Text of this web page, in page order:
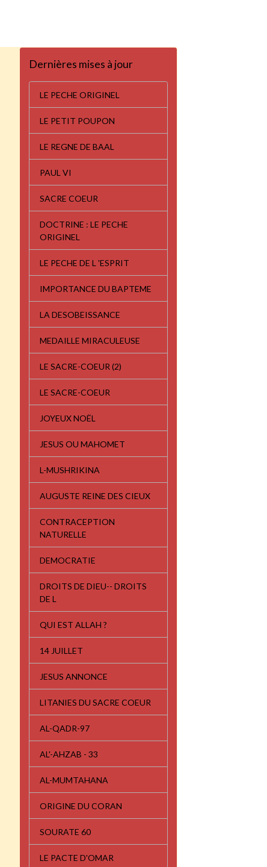
Dernières mises à jour
LE PECHE ORIGINEL
LE PETIT POUPON
LE REGNE DE BAAL
PAUL VI
SACRE COEUR
DOCTRINE : LE PECHE
ORIGINEL
LE PECHE DE L 'ESPRIT
IMPORTANCE DU BAPTEME
LA DESOBEISSANCE
MEDAILLE MIRACULEUSE
LE SACRE-COEUR (2)
LE SACRE-COEUR
JOYEUX NOËL
JESUS OU MAHOMET
L-MUSHRIKINA
AUGUSTE REINE DES CIEUX
CONTRACEPTION
NATURELLE
DEMOCRATIE
DROITS DE DIEU-- DROITS
DE L
QUI EST ALLAH ?
14 JUILLET
JESUS ANNONCE
LITANIES DU SACRE COEUR
AL-QADR-97
AL'-AHZAB - 33
AL-MUMTAHANA
ORIGINE DU CORAN
SOURATE 60
LE PACTE D'OMAR